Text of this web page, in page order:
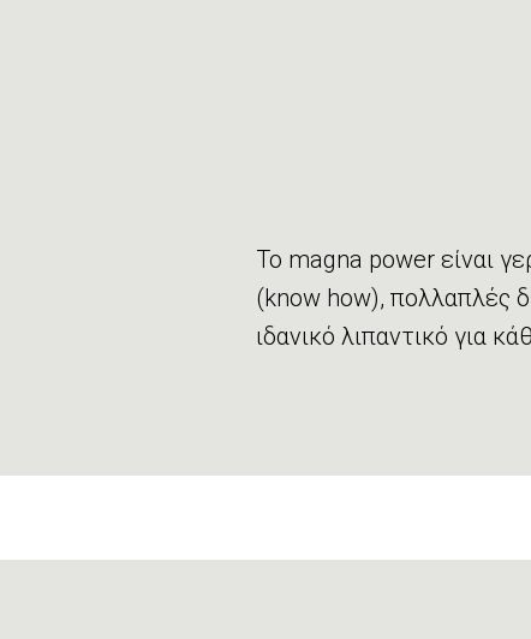
Το magna power είναι
(know how), πολλαπλές
ιδανικό λιπαντικό για